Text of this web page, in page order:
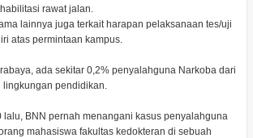
rawat jalan.
lainnya juga terkait harapan pelaksanaan tes/uji
atas permintaan kampus.
ada sekitar 0,2% penyalahguna Narkoba dari
lingkungan pendidikan.
lalu, BNN pernah menangani kasus penyalahguna
mahasiswa fakultas kedokteran di sebuah